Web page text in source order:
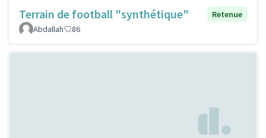
Terrain de football "synthétique"
Retenue
Abdallah
86